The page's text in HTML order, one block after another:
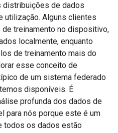
distribuições de dados
utilização. Alguns clientes
treinamento no dispositivo,
localmente, enquanto
de treinamento mais do
esse conceito de
de um sistema federado
disponíveis. É
profunda dos dados de
para nós porque este é um
todos os dados estão